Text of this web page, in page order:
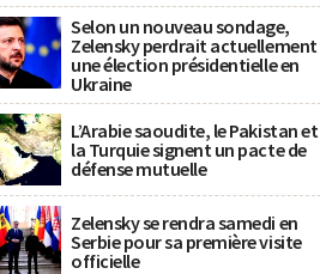
Selon un nouveau sondage,
Zelensky perdrait actuellement
une élection présidentielle en
Ukraine
L’Arabie saoudite, le Pakistan et
la Turquie signent un pacte de
défense mutuelle
Zelensky se rendra samedi en
Serbie pour sa première visite
officielle